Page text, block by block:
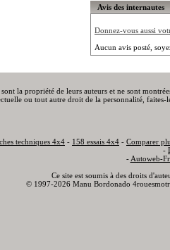
Avis des internautes
Donnez-vous aussi
Aucun avis posté,
sont la propriété de leurs auteurs et ne sont
ou tout autre droit de la personnalité,
techniques 4x4 - 158 essais 4x4 - Comparer
-
- Autoweb-
Ce site est soumis à des droits
© 1997-2026 Manu Bordonado